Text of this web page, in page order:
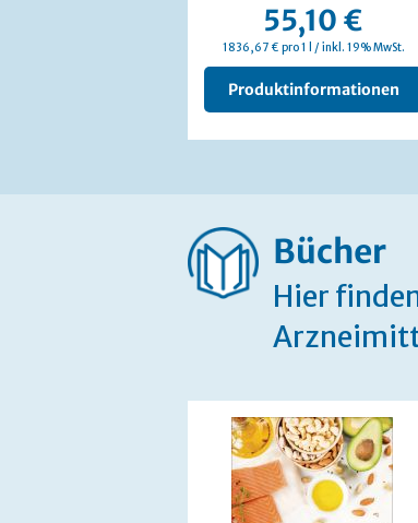
55,10 €
1836,67 € pro 1 l / inkl. 19% MwSt.
Produktinformationen
Bücher
Hier